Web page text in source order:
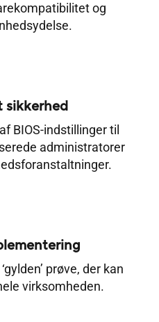
og
sikkerhed
BIOS-indstillinger til
administratorer
prøve, der kan
virksomheden.